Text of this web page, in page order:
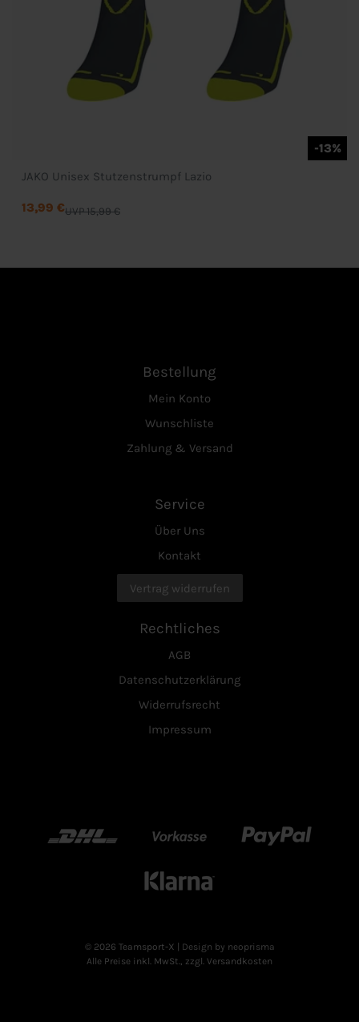
-13%
JAKO Unisex Stutzenstrumpf Lazio
UVP 15,99 €
13,99 €
Bestellung
Mein Konto
Wunschliste
Zahlung & Versand
Service
Über Uns
Kontakt
Vertrag widerrufen
Rechtliches
AGB
Datenschutzerklärung
Widerrufsrecht
Impressum
DHL Vorkasse Paypal
Klarn
© 2026 Teamsport-X
| Design by neoprisma
Alle Preise inkl. MwSt., zzgl. Versandkosten